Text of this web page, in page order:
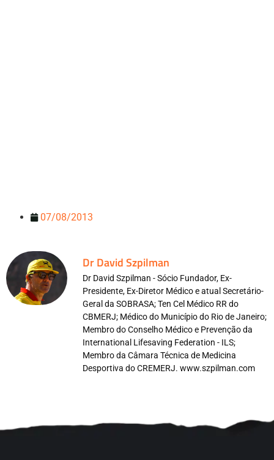
07/08/2013
Dr David Szpilman
Dr David Szpilman - Sócio Fundador, Ex-
Presidente, Ex-Diretor Médico e atual Secretário-
Geral da SOBRASA; Ten Cel Médico RR do
CBMERJ; Médico do Município do Rio de Janeiro;
Membro do Conselho Médico e Prevenção da
International Lifesaving Federation - ILS;
Membro da Câmara Técnica de Medicina
Desportiva do CREMERJ. www.szpilman.com